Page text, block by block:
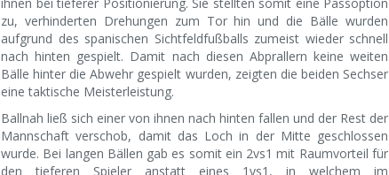
zu, verhinderten Drehungen zum Tor hin und die Bälle wurden
aufgrund des spanischen Sichtfeldfußballs zumeist wieder schnell
nach hinten gespielt. Damit nach diesen Abprallern keine weiten
Bälle hinter die Abwehr gespielt wurden, zeigten die beiden Sechser
eine taktische Meisterleistung.
Ballnah ließ sich einer von ihnen nach hinten fallen und der Rest der
Mannschaft verschob, damit das Loch in der Mitte geschlossen
wurde. Bei langen Bällen gab es somit ein 2vs1 mit Raumvorteil für
den tieferen Spieler anstatt eines 1vs1, in welchem im